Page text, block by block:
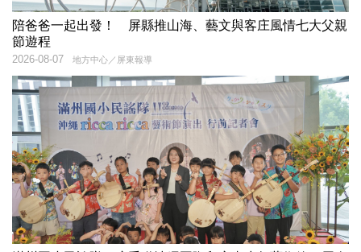
陪爸爸一起出發！ 屏縣推山海、藝文與客庄風情七大父親
節遊程
地方中心／屏東報導
2026-08-07